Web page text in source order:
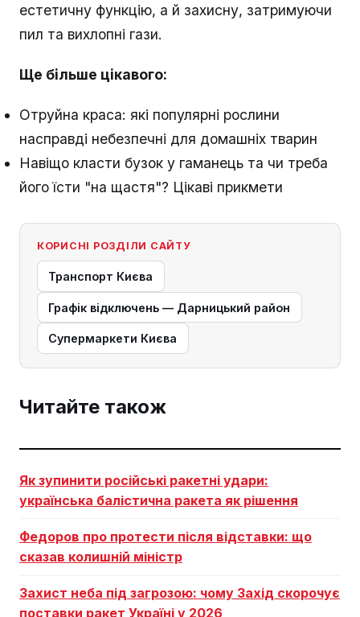
естетичну функцію, а й захисну, затримуючи
пил та вихлопні гази.
Ще більше цікавого:
Отруйна краса: які популярні рослини
насправді небезпечні для домашніх тварин
Навіщо класти бузок у гаманець та чи треба
його їсти "на щастя"? Цікаві прикмети
КОРИСНІ РОЗДІЛИ САЙТУ
Транспорт Києва
Графік відключень — Дарницький район
Супермаркети Києва
Читайте також
Як зупинити російські ракетні удари:
українська балістична ракета як рішення
Федоров про протести після відставки: що
сказав колишній міністр
Захист неба під загрозою: чому Захід скорочує
поставки ракет Україні у 2026